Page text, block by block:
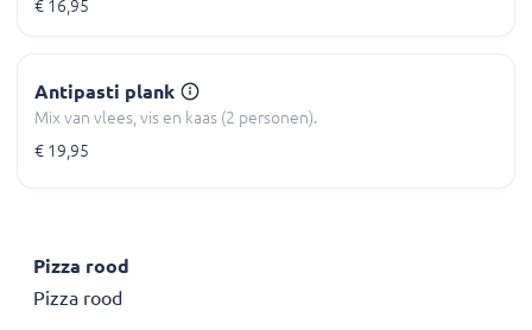
€ 16,95
Antipasti plank
Mix van vlees, vis en kaas (2 personen).
€ 19,95
Pizza rood
Pizza rood